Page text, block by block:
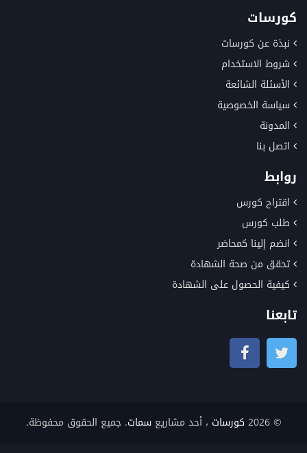
كورسات
نبذة عن كورسات
شروط الاستخدام
الأسئلة الشائعة
سياسة الخصوصية
المدونة
اتصل بنا
روابط
اقتراح كورس
طلب كورس
انضم إلينا كمحاضر
تحقق من صحة الشهادة
كيفية الحصول على الشهادة
تابعنا
© 2026 كورسات ، أحد مشاريعسمات. جميع الحقوق محفوظة.